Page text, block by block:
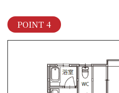
POINT 4